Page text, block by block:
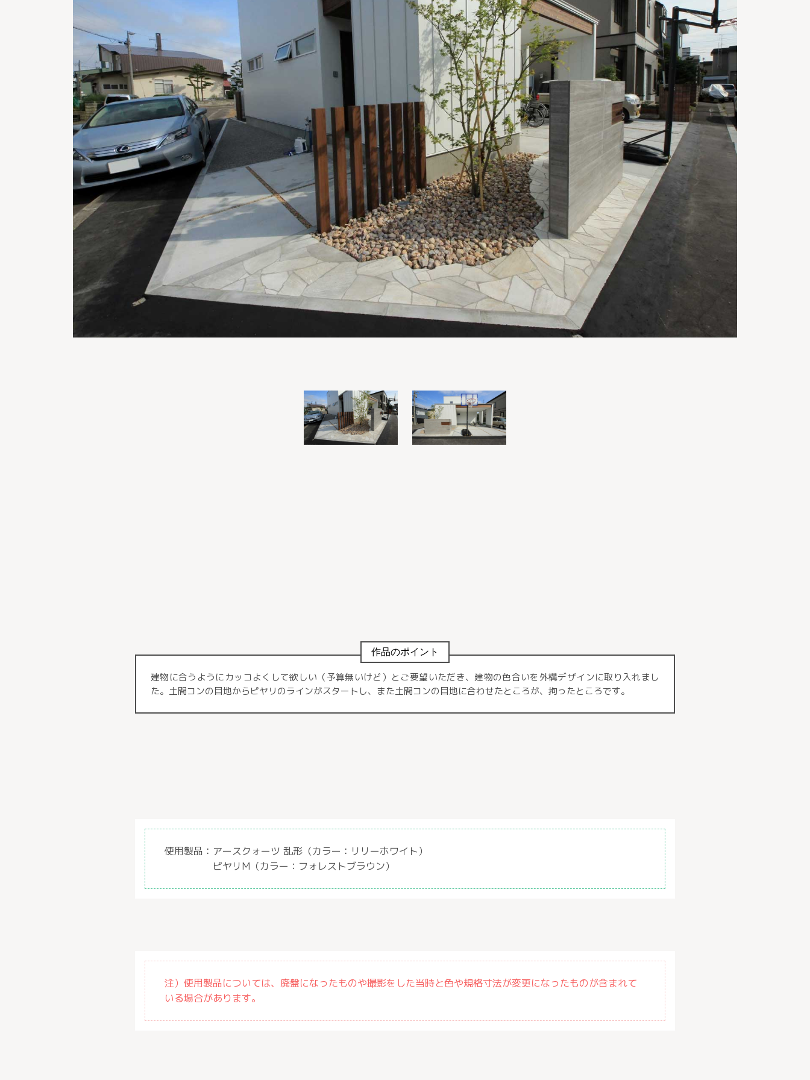
作品のポイント
建物に合うようにカッコよくして欲しい（予算無いけど）とご要望いただき、建物の色合いを外構デザインに取り入れまし
た。土間コンの目地からピヤリのラインがスタートし、また土間コンの目地に合わせたところが、拘ったところです。
使用製品： アースクォーツ 乱形（カラー：リリーホワイト）
ピヤリM（カラー：フォレストブラウン）
注）使用製品については、廃盤になったものや撮影をした当時と色や規格寸法が変更になったものが含まれて
いる場合があります。